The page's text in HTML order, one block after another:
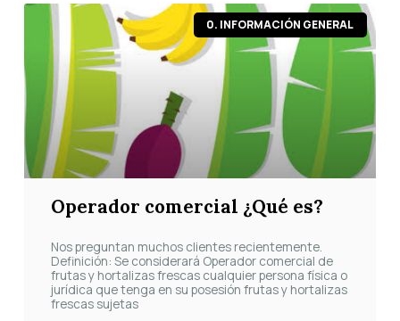
0. INFORMACIÓN GENERAL
Operador comercial ¿Qué es?
Nos preguntan muchos clientes recientemente.
Definición: Se considerará Operador comercial de
frutas y hortalizas frescas cualquier persona física o
jurídica que tenga en su posesión frutas y hortalizas
frescas sujetas
Página
PáginaPáginaPáginaPágina